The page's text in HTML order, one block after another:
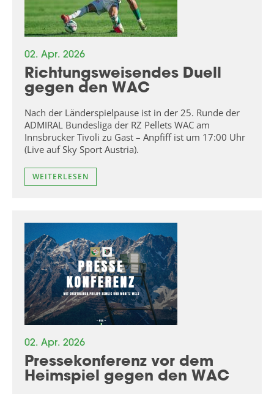
02. Apr. 2026
Richtungsweisendes Duell
gegen den WAC
Nach der Länderspielpause ist in der 25. Runde der
ADMIRAL Bundesliga der RZ Pellets WAC am
Innsbrucker Tivoli zu Gast – Anpfiff ist um 17:00 Uhr
(Live auf Sky Sport Austria).
WEITERLESEN
02. Apr. 2026
Pressekonferenz vor dem
Heimspiel gegen den WAC